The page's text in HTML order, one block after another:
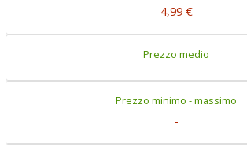
4,99 €
Prezzo medio
Prezzo minimo - massimo
-